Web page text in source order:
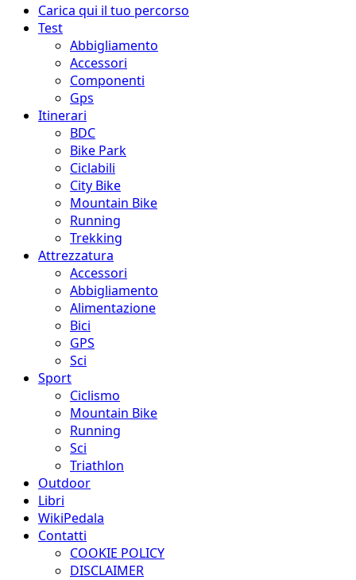
Menu
principale
Carica qui il tuo percorso
Test
Abbigliamento
Accessori
Componenti
Gps
Itinerari
BDC
Bike Park
Ciclabili
City Bike
Mountain Bike
Running
Trekking
Attrezzatura
Accessori
Abbigliamento
Alimentazione
Bici
GPS
Sci
Sport
Ciclismo
Mountain Bike
Running
Sci
Triathlon
Outdoor
Libri
WikiPedala
Contatti
COOKIE POLICY
DISCLAIMER